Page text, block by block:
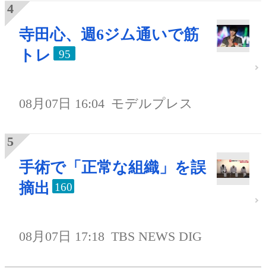
寺田心、週6ジム通いで筋
トレ
95
08月07日 16:04 モデルプレス
手術で「正常な組織」を誤
摘出 160
08月07日 17:18 TBS NEWS DIG